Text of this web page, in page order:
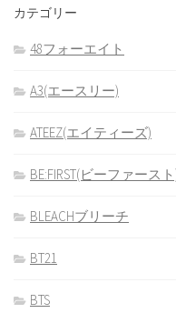
カテゴリー
48フォーエイト
A3(エースリー)
ATEEZ(エイティーズ)
BE:FIRST(ビーファース
BLEACHブリーチ
BT21
BTS